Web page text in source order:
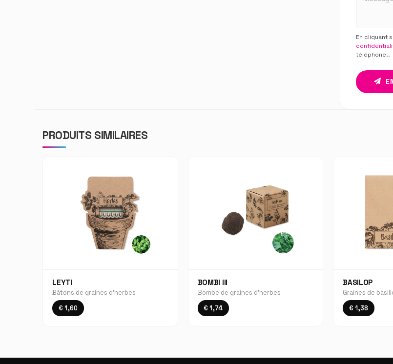
En cliquant
téléphone..
PRODUITS SIMILAIRES
LEYTI
Bâtons de graines d'herbes
€ 1,60
BOMBI III
Bombe de graines d'herbes
€ 1,74
BASILOP
Graines de
€ 1,38